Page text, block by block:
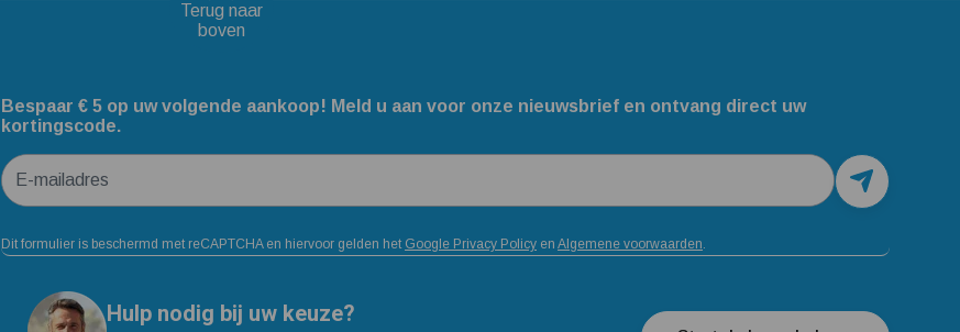
Terug naar
boven
Bespaar € 5 op uw volgende aankoop! Meld u aan voor onze nieuwsbrief en ontvang direct uw
kortingscode.
E-mailadres
Dit formulier is beschermd met reCAPTCHA en hiervoor gelden het Google Privacy Policy en Algemene voorwaarden.
Hulp nodig bij uw keuze?